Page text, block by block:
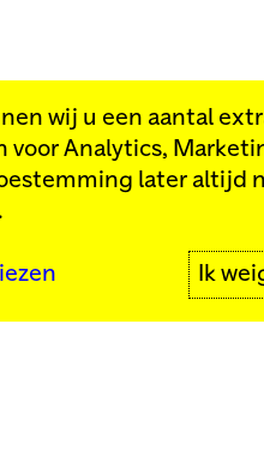
wij u een aantal
voor Analytics,
later altijd
Ik